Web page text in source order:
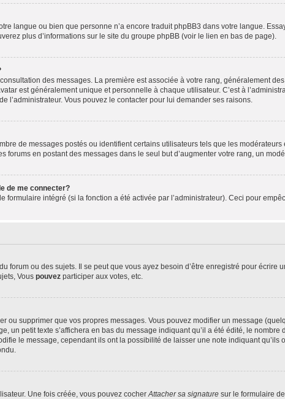
langue ou bien que personne n’a encore traduit phpBB3 dans votre langue.
plus d’informations sur le site du groupe phpBB (voir le lien en bas de page).
des messages. La première est associée à votre rang, généralement
est généralement unique et personnelle à chaque utilisateur. C’est à
l’administrateur. Vous pouvez le contacter pour lui demander ses raisons.
de messages postés ou identifient certains utilisateurs tels que les
forums en postant des messages dans le seul but d’augmenter votre rang, un
de me connecter?
formulaire intégré (si la fonction a été activée par l’administrateur). Ceci pour
forum ou des sujets. Il se peut que vous ayez besoin d’être enregistré pour
Vous pouvez participer aux votes, etc.
ou supprimer que vos propres messages. Vous pouvez modifier un message
un petit texte s’affichera en bas du message indiquant qu’il a été édité, le
le message, cependant ils ont la possibilité de laisser une note indiquant
Une fois créée, vous pouvez cocherAttacher sa signature sur le formulaire